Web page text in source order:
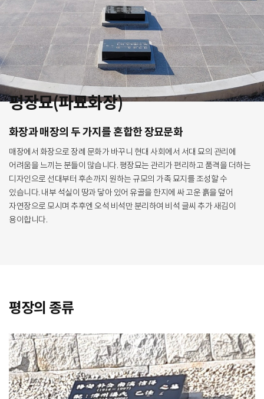
평장묘(파묘화장)
화장과 매장의 두 가지를 혼합한 장묘문화
매장에서 화장으로 장례 문화가 바꾸니 현대 사회에서 서대 묘의 관리에
어려움을 느끼는 분들이 많습니다.평장묘는 관리가 편리하고 품격을 더하는
디자인으로 선대부터 후손까지 원하는 규모의 가족 묘지를 조성할수
있습니다. 내부 석실이 땅과 닿아 있어 유골을 한지에 싸 고운 흙을 덮어
자연장으로 모시며 추후엔 오석 비석만 분리하여 비석 글씨 추가 새김이
용이합니다.
평장의 종류